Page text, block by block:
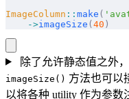
ImageColumn :: make (
    ->
imageSize ( 40 )
除了允许静态值之外，
imageSize() 方法也可以
以将各种 utility 作为参数